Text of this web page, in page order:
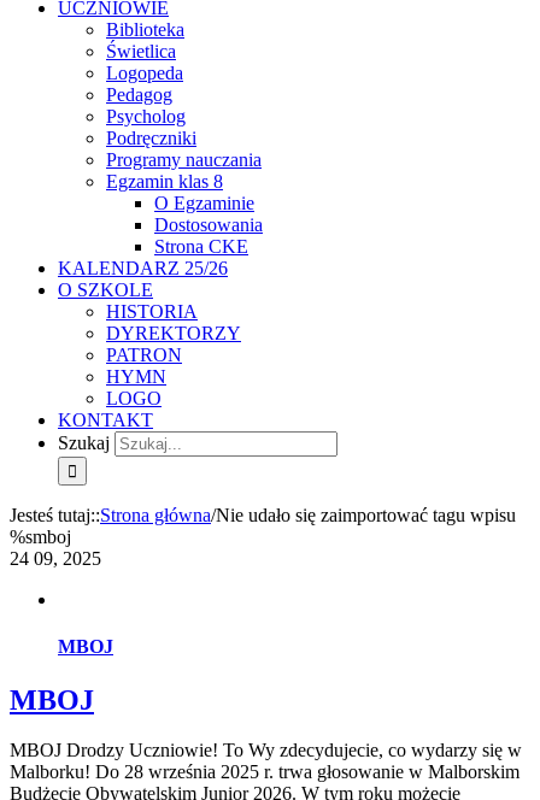
UCZNIOWIE
Biblioteka
Świetlica
Logopeda
Pedagog
Psycholog
Podręczniki
Programy nauczania
Egzamin klas 8
O Egzaminie
Dostosowania
Strona CKE
KALENDARZ 25/26
O SZKOLE
HISTORIA
DYREKTORZY
PATRON
HYMN
LOGO
KONTAKT
Szukaj
Jesteś tutaj::Strona główna/Nie udało się zaimportować tagu wpisu
%smboj
24 09, 2025
MBOJ
MBOJ
MBOJ Drodzy Uczniowie! To Wy zdecydujecie, co wydarzy się w
Malborku! Do 28 września 2025 r. trwa głosowanie w Malborskim
Budżecie Obywatelskim Junior 2026. W tym roku możecie